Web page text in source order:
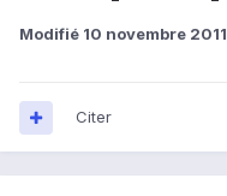
Modifié 10 novembre 2011
Citer